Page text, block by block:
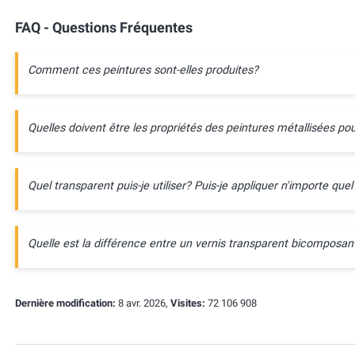
FAQ - Questions Fréquentes
Comment ces peintures sont-elles produites?
Quelles doivent être les propriétés des peintures métallisées
Quel transparent puis-je utiliser? Puis-je appliquer n'importe quel
Quelle est la différence entre un vernis transparent
Dernière modification: 8 avr. 2026, Visites: 72 106 908